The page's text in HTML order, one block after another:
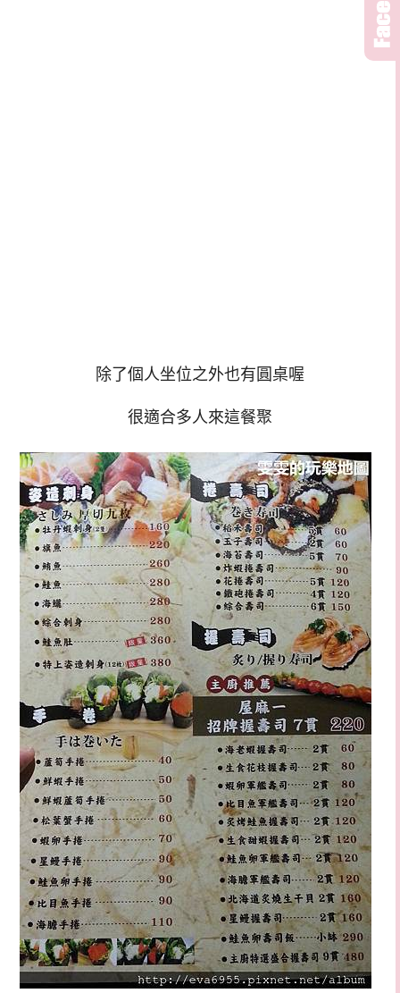
除了個人坐位之外也有圓桌喔
很適合多人來這餐聚